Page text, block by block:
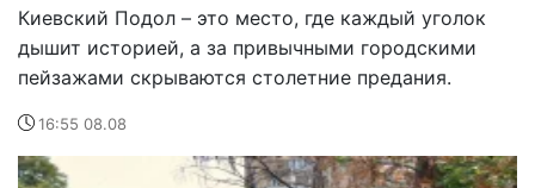
Киевский Подол – это место, где каждый уголок
дышит историей, а за привычными городскими
пейзажами скрываются столетние предания.
16:55 08.08